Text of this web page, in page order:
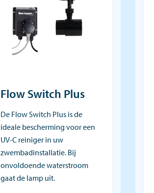
Flow Switch Plus
De Flow Switch Plus is de
ideale bescherming voor een
UV-C reiniger in uw
zwembadinstallatie. Bij
onvoldoende waterstroom
gaat de lamp uit.